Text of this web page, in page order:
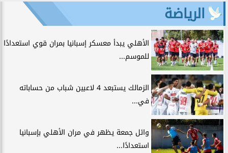
الرياضة
الأهلي يبدأ معسكر إسبانيا بمران قوي استعدادًا
للموسم...
الزمالك يستبعد 4 لاعبين شباب من حساباته
في...
وائل جمعة يظهر في مران الأهلي بإسبانيا
استعدادًا...